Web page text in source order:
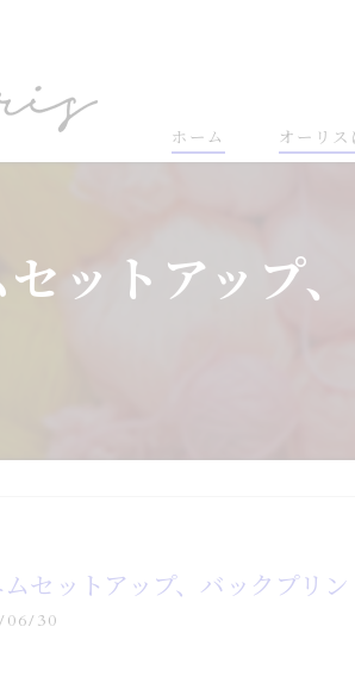
ホーム オーリス
セットアップ
ムセットアップ、バックプリ
06/30